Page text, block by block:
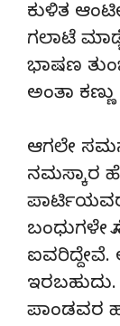
ಕುಳಿತ
ಗಲಾಟೆ
ಭಾಷಣ
ಅಂತಾ
ಆಗಲೇ
ನಮಸ್ಕಾರ
ಬಂಧುಗಳೇ
ಪಾಂಡವರ